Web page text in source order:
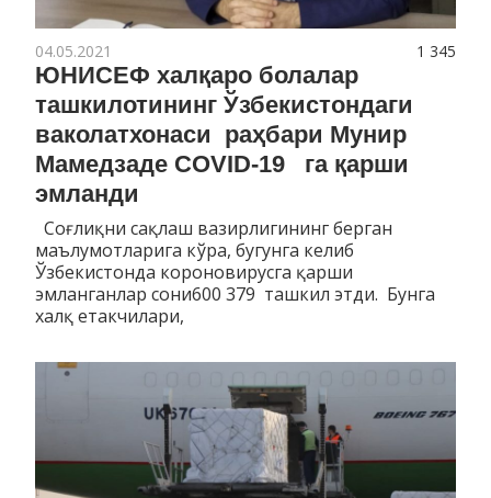
1 345
04.05.2021
ЮНИСЕФ халқаро болалар
ташкилотининг Ўзбекистондаги
ваколатхонаси раҳбари Мунир
Мамедзаде COVID-19 га қарши
эмланди
Соғлиқни сақлаш вазирлигининг берган
маълумотларига кўра, бугунга келиб
Ўзбекистонда короновирусга қарши
эмланганлар сони600 379 ташкил этди. Бунга
халқ етакчилари,